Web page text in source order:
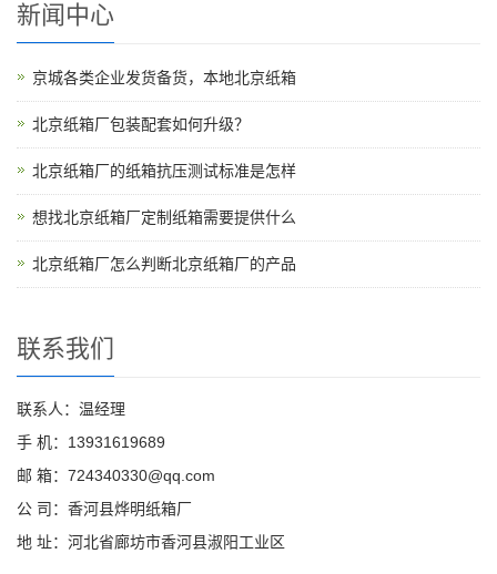
新闻中心
京城各类企业发货备货，本地北京纸箱
北京纸箱厂包装配套如何升级？
北京纸箱厂的纸箱抗压测试标准是怎样
想找北京纸箱厂定制纸箱需要提供什么
北京纸箱厂怎么判断北京纸箱厂的产品
联系我们
联系人：温经理
手 机：13931619689
邮 箱：724340330@qq.com
公 司：香河县烨明纸箱厂
地 址：河北省廊坊市香河县淑阳工业区